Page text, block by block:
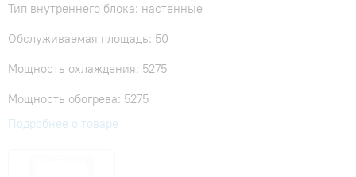
Тип внутреннего блока: настенные
Обслуживаемая площадь: 50
Мощность охлаждения: 5275
Мощность обогрева: 5275
Подробнее о товаре